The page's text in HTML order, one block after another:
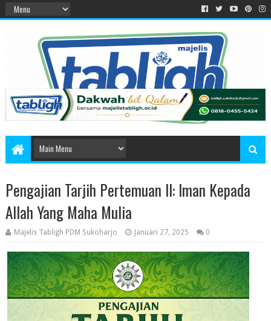
Pengajian Tarjih Pertemuan II: Iman Kepada
Allah Yang Maha Mulia
Majelis Tabligh PDM Sukoharjo Januari 27, 2025 0